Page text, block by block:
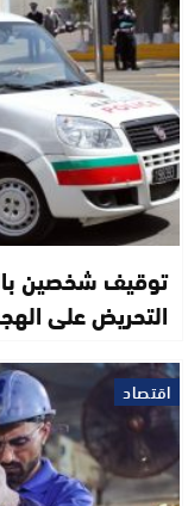
توقيف شخصين
التحريض على
اقتصاد